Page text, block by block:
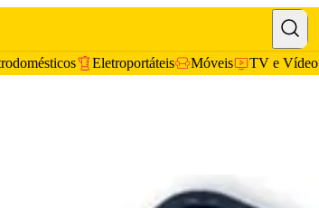
Eletroportáteis Móveis TV e Vídeo